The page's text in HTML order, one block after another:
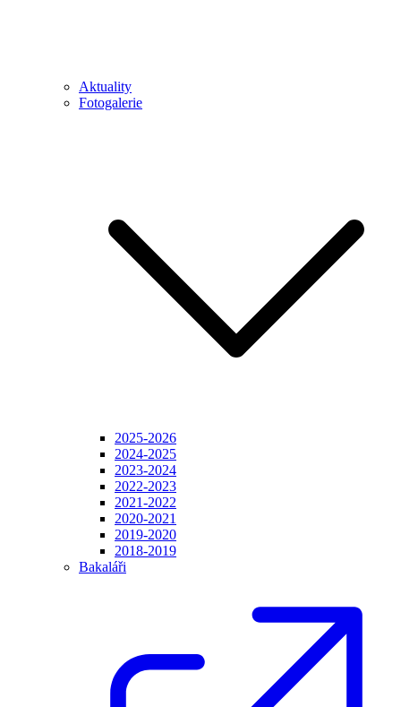
Aktuality
Fotogalerie
2025-2026
2024-2025
2023-2024
2022-2023
2021-2022
2020-2021
2019-2020
2018-2019
Bakaláři